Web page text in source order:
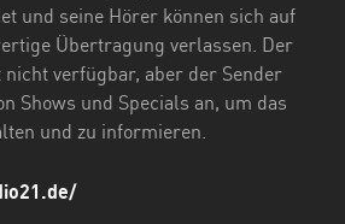
und seine Hörer können sich auf
Übertragung verlassen. Der
nicht verfügbar, aber der Sender
Shows und Specials an, um das
und zu informieren.